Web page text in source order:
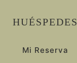
HUÉSPEDES
Mi Reserva